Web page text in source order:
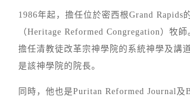
1986年起，擔任位於密西根Grand Rapids
（Heritage Reformed Congregation）牧師
擔任清教徒改革宗神學院的系統神學及講
是該神學院的院長。
同時，他也是Puritan Reformed Journal及